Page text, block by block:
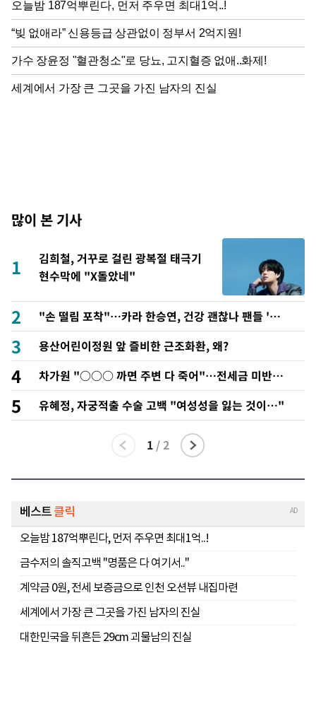
많이 본 기사
1
김희철, 거꾸로 걸린 광복절 태극기
현수막에 "X돌았네"
2
"손 떨림 포착"…카라 한승연, 건강 괜찮나 팬들 '걱
정'
3 용산어린이정원 앞 즐비한 근조화환, 왜?
4
차가원 "○○○ 까면 주변 다 죽어"…전세금 미반환
속 녹취 폭로 파장
5 유혜정, 자궁적출 수술 고백 "여성성을 잃는 것이…"
1 /2